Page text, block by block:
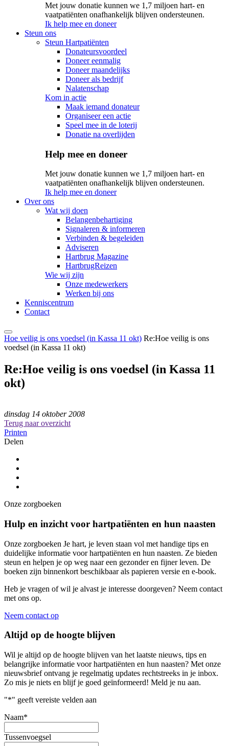
Met jouw donatie kunnen we 1,7 miljoen hart- en
vaatpatiënten onafhankelijk blijven ondersteunen.
Ik help mee en doneer
Steun ons
Steun Hartpatiënten
Donateursvoordeel
Doneer eenmalig
Doneer maandelijks
Doneer als bedrijf
Nalatenschap
Kom in actie
Maak iemand donateur
Organiseer een actie
Speel mee in de loterij
Donatie na overlijden
Help mee en doneer
Met jouw donatie kunnen we 1,7 miljoen hart- en
vaatpatiënten onafhankelijk blijven ondersteunen.
Ik help mee en doneer
Over ons
Wat wij doen
Belangenbehartiging
Signaleren & informeren
Verbinden & begeleiden
Adviseren
Hartbrug Magazine
HartbrugReizen
Wie wij zijn
Onze medewerkers
Werken bij ons
Kenniscentrum
Contact
Hoe veilig is ons voedsel (in Kassa 11 okt) Re:Hoe veilig is ons
voedsel (in Kassa 11 okt)
Re:Hoe veilig is ons voedsel (in Kassa 11
okt)
dinsdag 14 oktober 2008
Terug naar overzicht
Printen
Delen
Onze zorgboeken
Hulp en inzicht voor hartpatiënten en hun naasten
Onze zorgboeken Je hart, je leven staan vol met handige tips en
duidelijke informatie voor hartpatiënten en hun naasten. Ze bieden
steun en helpen je op weg naar een gezonder en fijner leven. De
boeken zijn binnenkort beschikbaar als papieren versie en e-book.
Heb je vragen of wil je alvast je interesse doorgeven? Neem contact
met ons op.
Neem contact op
Altijd op de hoogte blijven
Wil je altijd op de hoogte blijven van het laatste nieuws, tips en
belangrijke informatie voor hartpatiënten en hun naasten? Met onze
nieuwsbrief ontvang je regelmatig updates rechtstreeks in je inbox.
Zo mis je niets en blijf je goed geïnformeerd! Meld je nu aan.
"*" geeft vereiste velden aan
Naam*
Tussenvoegsel